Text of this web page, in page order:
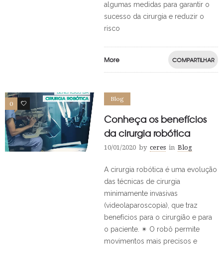
algumas medidas para garantir o
sucesso da cirurgia e reduzir o
risco
More COMPARTILHAR
0 0
Blog
Conheça os benefícios
da cirurgia robótica
10/01/2020 by ceres in Blog
A cirurgia robótica é uma evolução
das técnicas de cirurgia
minimamente invasivas
(videolaparoscopia), que traz
benefícios para o cirurgião e para
o paciente. ✴ O robô permite
movimentos mais precisos e